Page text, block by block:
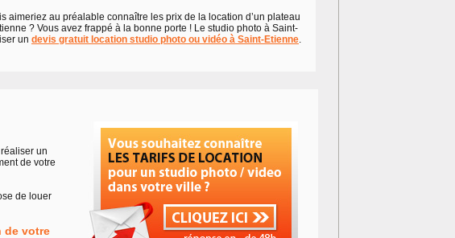
aimeriez au préalable connaître les prix de la location d’un plateau
? Vous avez frappé à la bonne porte ! Le studio photo à Saint-
un devis gratuit location studio photo ou vidéo à Saint-Etienne.
un
de votre
de louer
de votre